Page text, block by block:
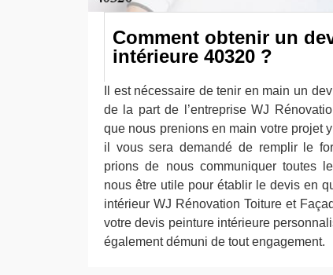
Comment obtenir un
intérieure 40320 ?
Il est nécessaire de tenir en main un
de la part de l’entreprise WJ
que nous prenions en main votre projet
il vous sera demandé de remplir le
prions de nous communiquer toutes
nous être utile pour établir le devis en
intérieur WJ Rénovation Toiture et
votre devis peinture intérieure
également démuni de tout engagement.